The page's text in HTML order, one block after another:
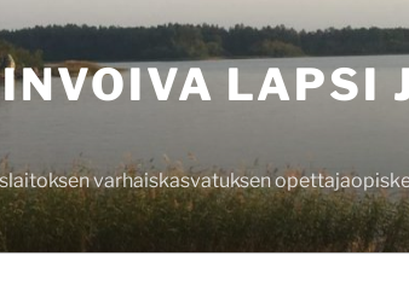
LAPSI
varhaiskasvatuksen